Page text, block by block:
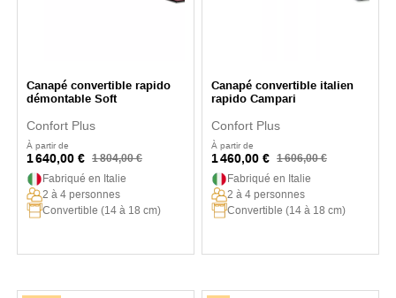
Canapé convertible rapido
démontable Soft
Confort Plus
À partir de
1 640,00 € 1 804,00 €
Fabriqué en Italie
2 à 4 personnes
Convertible (14 à 18 cm)
Canapé convertible italien
rapido Campari
Confort Plus
À partir de
1 460,00 € 1 606,00 €
Fabriqué en Italie
2 à 4 personnes
Convertible (14 à 18 cm)